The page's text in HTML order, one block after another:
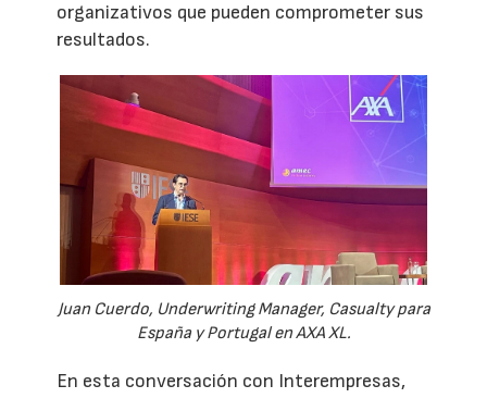
organizativos que pueden comprometer sus
resultados.
Juan Cuerdo, Underwriting Manager, Casualty para
España y Portugal en AXA XL.
En esta conversación con Interempresas,